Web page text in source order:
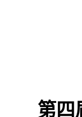
第四